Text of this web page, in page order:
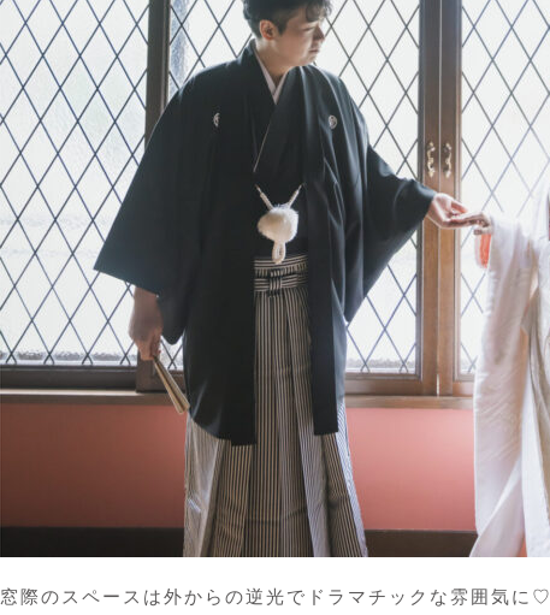
窓際のスペースは外からの逆光でドラマチックな雰囲気に♡